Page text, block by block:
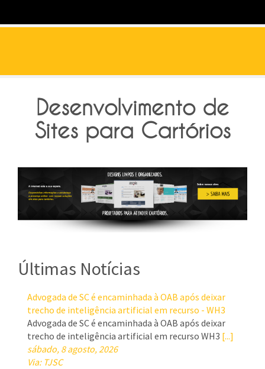
Desenvolvimento de
Sites para Cartórios
Últimas Notícias
Advogada de SC é encaminhada à OAB após deixar
trecho de inteligência artificial em recurso - WH3
Advogada de SC é encaminhada à OAB após deixar
trecho de inteligência artificial em recurso WH3 [...]
sábado, 8 agosto, 2026
Via: TJSC